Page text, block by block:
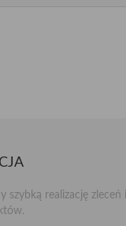
szybką realizację zleceń